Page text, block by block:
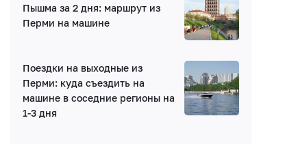
Имя*
Пышма за 2 дня: маршрут из
Перми на машине
Поездки на выходные из
Перми: куда съездить на
машине в соседние регионы на
1-3 дня